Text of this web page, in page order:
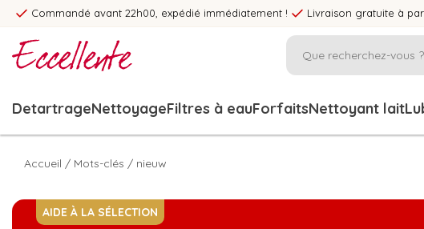
Commandé avant 22h00, expédié immédiatement ! Livraison gratuite à
DetartrageNettoyageFiltres à eauForfaitsNettoyant lait
Accueil / Mots-clés / nieuw
AIDE À LA SÉLECTION